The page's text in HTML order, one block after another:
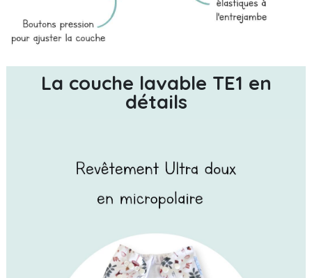
La couche lavable TE1 en
détails